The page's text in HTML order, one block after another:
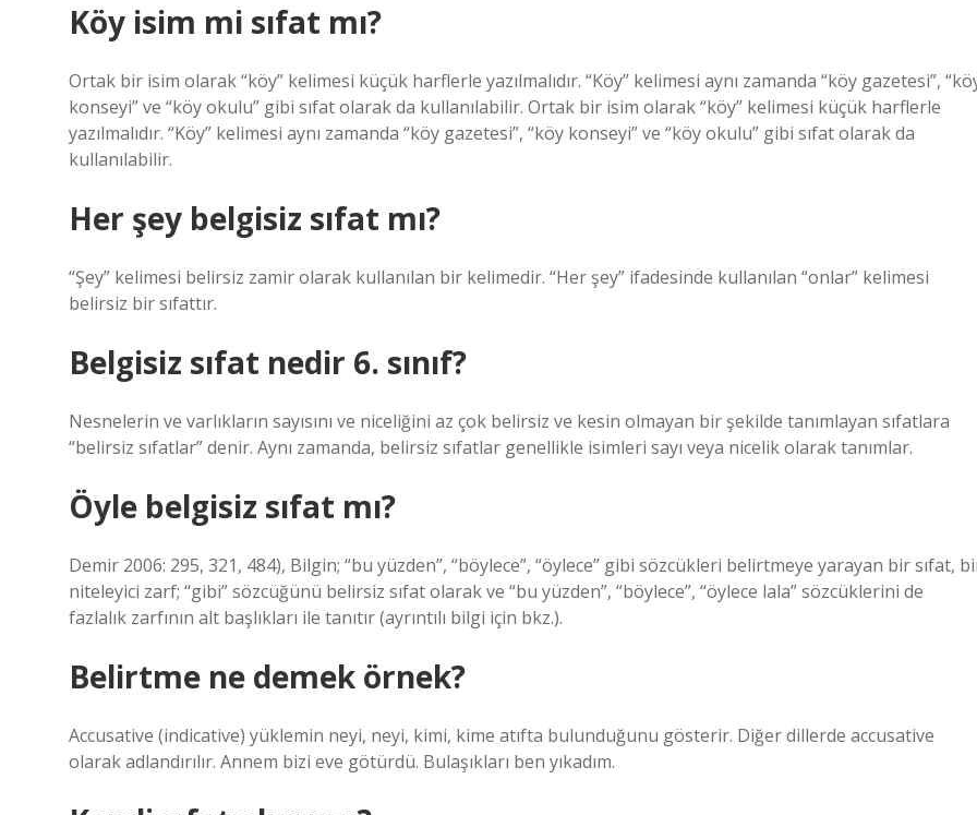
Köy isim mi sıfat mı?
Ortak bir isim olarak “köy” kelimesi küçük harflerle yazılmalıdır. “Köy” kelimesi aynı zamanda “köy gazetesi”,
konseyi” ve “köy okulu” gibi sıfat olarak da kullanılabilir. Ortak bir isim olarak “köy” kelimesi küçük harflerle
yazılmalıdır. “Köy” kelimesi aynı zamanda “köy gazetesi”, “köy konseyi” ve “köy okulu” gibi sıfat olarak da
kullanılabilir.
Her şey belgisiz sıfat mı?
“Şey” kelimesi belirsiz zamir olarak kullanılan bir kelimedir. “Her şey” ifadesinde kullanılan “onlar” kelimesi
belirsiz bir sıfattır.
Belgisiz sıfat nedir 6. sınıf?
Nesnelerin ve varlıkların sayısını ve niceliğini az çok belirsiz ve kesin olmayan bir şekilde tanımlayan sıfatlara
“belirsiz sıfatlar” denir. Aynı zamanda, belirsiz sıfatlar genellikle isimleri sayı veya nicelik olarak tanımlar.
Öyle belgisiz sıfat mı?
Demir 2006: 295, 321, 484), Bilgin; “bu yüzden”, “böylece”, “öylece” gibi sözcükleri belirtmeye yarayan bir sıfat,
niteleyici zarf; “gibi” sözcüğünü belirsiz sıfat olarak ve “bu yüzden”, “böylece”, “öylece lala” sözcüklerini de
fazlalık zarfının alt başlıkları ile tanıtır (ayrıntılı bilgi için bkz.).
Belirtme ne demek örnek?
Accusative (indicative) yüklemin neyi, neyi, kimi, kime atıfta bulunduğunu gösterir. Diğer dillerde accusative
olarak adlandırılır. Annem bizi eve götürdü. Bulaşıkları ben yıkadım.